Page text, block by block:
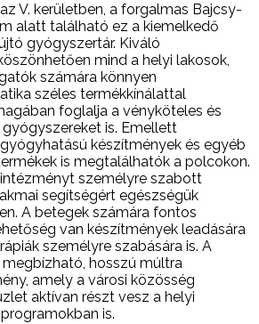
V. kerületben, a forgalmas Bajcsy-
alatt található ez a kiemelkedő
gyógyszertár. Kiváló
mind a helyi lakosok,
számára könnyen
széles termékkínálattal
foglalja a vényköteles és
is. Emellett
készítmények és egyéb
is megtalálhatók a polcokon.
személyre szabott
segítségért egészségük
A betegek számára fontos
van készítmények leadására
személyre szabására is. A
hosszú múltra
amely a városi közösség
aktívan részt vesz a helyi
is.